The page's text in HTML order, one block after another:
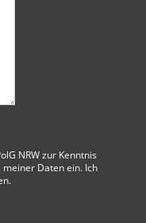
NRWzur Kenntnis
Daten ein. Ich